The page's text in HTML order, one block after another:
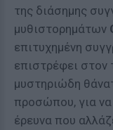
της διάσημης
μυθιστορημάτων
επιτυχημένη
επιστρέφει
μυστηριώδη
προσώπου, για να
έρευνα που